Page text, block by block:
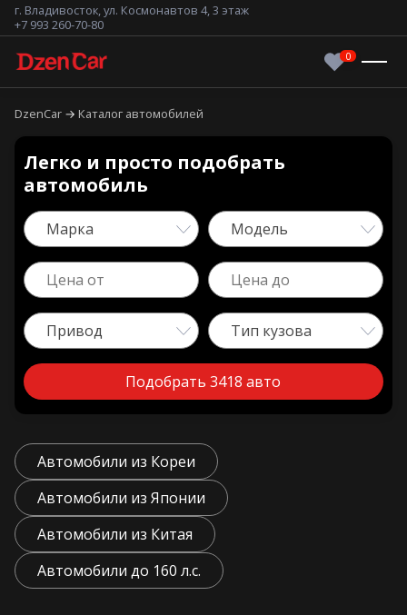
г. Владивосток, ул. Космонавтов 4, 3 этаж
+7 993 260-70-80
DzenCar Каталог автомобилей
Легко и просто подобрать
автомобиль
Марка Модель
Привод Тип кузова
Подобрать 3418 авто
Автомобили из Кореи
Автомобили из Японии
Автомобили из Китая
Автомобили до 160 л.с.